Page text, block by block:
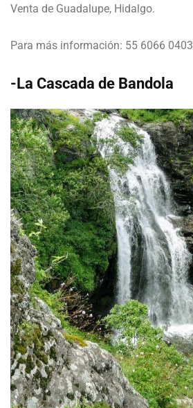
Venta de Guadalupe, Hidalgo.
Para más información: 55 6066 0403
-La Cascada de Bandola